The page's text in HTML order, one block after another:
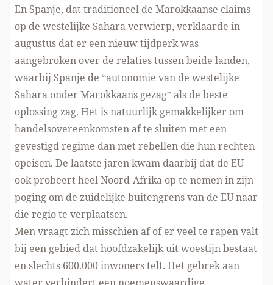
En Spanje, dat traditioneel de Marokkaanse claims
op de westelijke Sahara verwierp, verklaarde in
augustus dat er een nieuw tijdperk was
aangebroken over de relaties tussen beide landen,
waarbij Spanje de “autonomie van de westelijke
Sahara onder Marokkaans gezag” als de beste
oplossing zag. Het is natuurlijk gemakkelijker om
handelsovereenkomsten af te sluiten met een
gevestigd regime dan met rebellen die hun rechten
opeisen. De laatste jaren kwam daarbij dat de EU
ook probeert heel Noord-Afrika op te nemen in zijn
poging om de zuidelijke buitengrens van de EU naar
die regio te verplaatsen.
Men vraagt zich misschien af of er veel te rapen valt
bij een gebied dat hoofdzakelijk uit woestijn bestaat
en slechts 600.000 inwoners telt. Het gebrek aan